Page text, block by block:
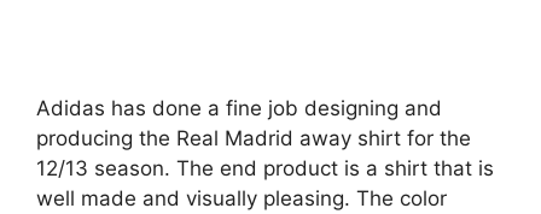
Adidas has done a fine job designing and
producing the Real Madrid away shirt for the
12/13 season. The end product is a shirt that is
well made and visually pleasing. The color